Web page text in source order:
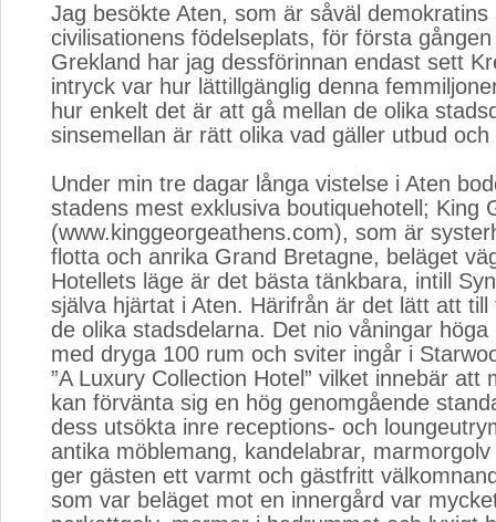
Jag besökte Aten, som är såväl demokratins
civilisationens födelseplats, för första
Grekland har jag dessförinnan endast sett
intryck var hur lättillgänglig denna
hur enkelt det är att gå mellan de olika
sinsemellan är rätt olika vad gäller utbud och
Under min tre dagar långa vistelse i Aten
stadens mest exklusiva boutiquehotell; King
(www.kinggeorgeathens.com), som är
flotta och anrika Grand Bretagne, beläget
Hotellets läge är det bästa tänkbara, intill
själva hjärtat i Aten. Härifrån är det lätt att till
de olika stadsdelarna. Det nio våningar höga
med dryga 100 rum och sviter ingår i
”A Luxury Collection Hotel” vilket innebär att
kan förvänta sig en hög genomgående
dess utsökta inre receptions- och
antika möblemang, kandelabrar,
ger gästen ett varmt och gästfritt
som var beläget mot en innergård var